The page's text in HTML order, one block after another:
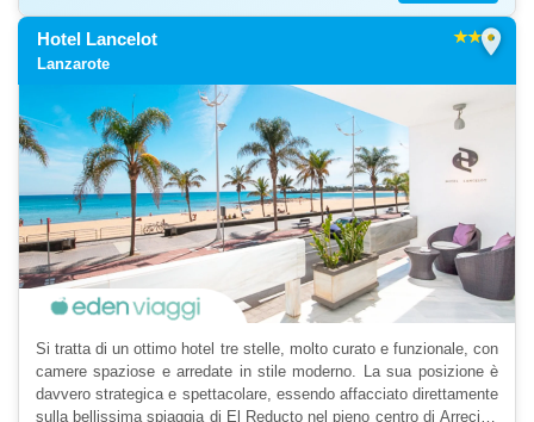
Hotel Lancelot location_on
Lanzarote
Si tratta di un ottimo hotel tre stelle, molto curato e funzionale, con
camere spaziose e arredate in stile moderno. La sua posizione è
davvero strategica e spettacolare, essendo affacciato direttamente
sulla bellissima spiaggia di El Reducto nel pieno centro di Arrecife,